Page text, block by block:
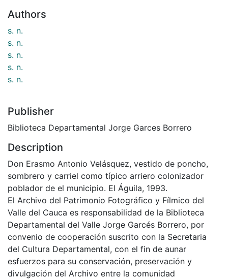
Authors
s. n.
s. n.
s. n.
s. n.
s. n.
Publisher
Biblioteca Departamental Jorge Garces Borrero
Description
Don Erasmo Antonio Velásquez, vestido de poncho,
sombrero y carriel como típico arriero colonizador
poblador de el municipio. El Águila, 1993.
El Archivo del Patrimonio Fotográfico y Fílmico del
Valle del Cauca es responsabilidad de la Biblioteca
Departamental del Valle Jorge Garcés Borrero, por
convenio de cooperación suscrito con la Secretaria
del Cultura Departamental, con el fin de aunar
esfuerzos para su conservación, preservación y
divulgación del Archivo entre la comunidad